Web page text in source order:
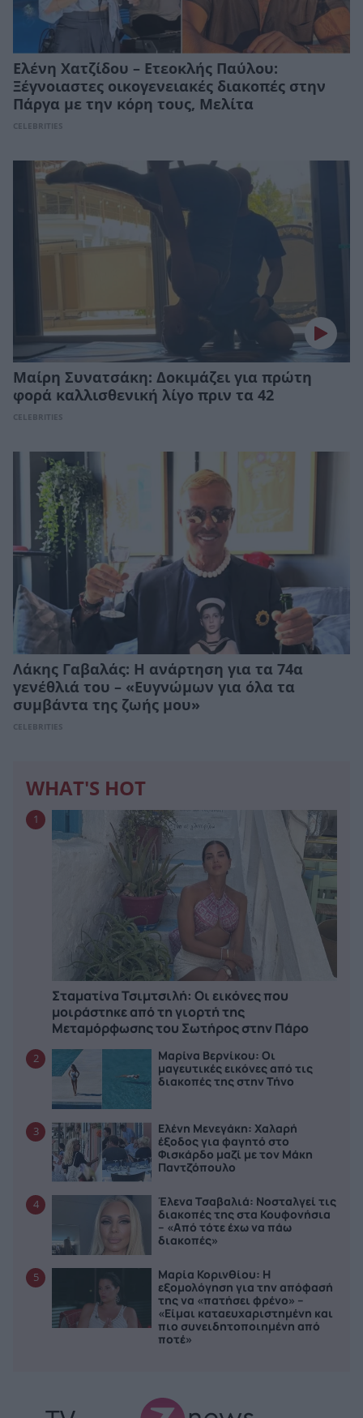
Ελένη Χατζίδου – Ετεοκλής Παύλου:
Ξέγνοιαστες οικογενειακές διακοπές στην
Πάργα με την κόρη τους, Μελίτα
CELEBRITIES
Μαίρη Συνατσάκη: Δοκιμάζει για πρώτη
φορά καλλισθενική λίγο πριν τα 42
CELEBRITIES
Λάκης Γαβαλάς: Η ανάρτηση για τα 74α
γενέθλιά του – «Ευγνώμων για όλα τα
συμβάντα της ζωής μου»
CELEBRITIES
WHAT'S HOT
1
Σταματίνα Τσιμτσιλή: Οι εικόνες που
μοιράστηκε από τη γιορτή της
Μεταμόρφωσης του Σωτήρος στην Πάρο
2
Μαρίνα Βερνίκου: Οι
μαγευτικές εικόνες από τις
διακοπές της στην Τήνο
3
Ελένη Μενεγάκη: Χαλαρή
έξοδος για φαγητό στο
Φισκάρδο μαζί με τον Μάκη
Παντζόπουλο
4
Έλενα Τσαβαλιά: Νοσταλγεί τις
διακοπές της στα Κουφονήσια
– «Από τότε έχω να πάω
διακοπές»
5
Μαρία Κορινθίου: Η
εξομολόγηση για την απόφασή
της να «πατήσει φρένο» –
«Είμαι καταευχαριστημένη και
πιο συνειδητοποιημένη από
ποτέ»